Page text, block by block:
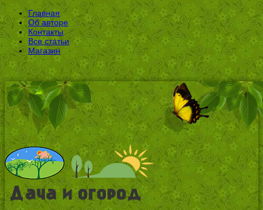
Главная
Об авторе
Контакты
Все статьи
Магазин